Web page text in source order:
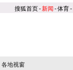
搜狐首页-新闻 -体育-
各地视窗